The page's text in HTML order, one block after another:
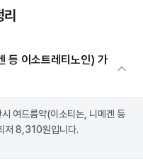
등 이소트레티노인) 가
여드름약(이소티논, 니메겐 등
저 8,310원입니다.